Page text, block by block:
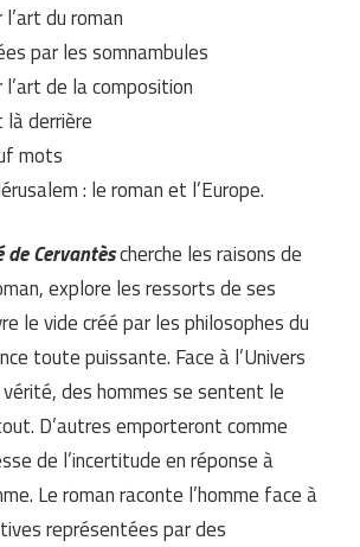
du roman
par les somnambules
de la composition
là derrière
mots
: le roman et l’Europe.
de Cervantèscherche les raisons de
explore les ressorts de ses
le vide créé par les philosophes du
toute puissante. Face à l’Univers
des hommes se sentent le
D’autres emporteront comme
de l’incertitude en réponse à
Le roman raconte l’homme face à
représentées par des